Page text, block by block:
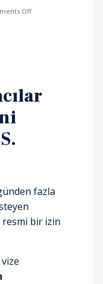
Off
fazla
resmi bir izin